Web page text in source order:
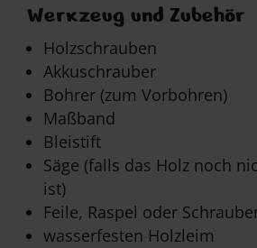
Werkzeug und Zubehör
Holzschrauben
Akkuschrauber
Bohrer (zum Vorbohren)
Maßband
Bleistift
Säge (falls das Holz noch
ist)
Feile, Raspel oder
wasserfesten Holzleim